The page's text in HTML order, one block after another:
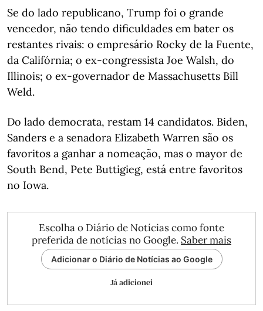
Se do lado republicano, Trump foi o grande
vencedor, não tendo dificuldades em bater os
restantes rivais: o empresário Rocky de la Fuente,
da Califórnia; o ex-congressista Joe Walsh, do
Illinois; o ex-governador de Massachusetts Bill
Weld.
Do lado democrata, restam 14 candidatos. Biden,
Sanders e a senadora Elizabeth Warren são os
favoritos a ganhar a nomeação, mas o mayor de
South Bend, Pete Buttigieg, está entre favoritos
no Iowa.
Escolha o Diário de Notícias como fonte
preferida de notícias no Google. Saber mais
Adicionar o Diário de Notícias ao Google
Já adicionei